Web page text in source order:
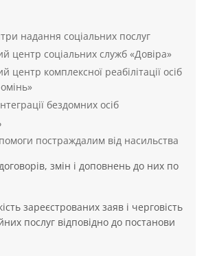
надання соціальних послуг
центр соціальних служб «Довіра»
центр комплексної реабілітації осіб
бездомних осіб
постраждалим від насильства
змін і доповнень до них по
зареєстрованих заяв і черговість
послуг відповідно до постанови